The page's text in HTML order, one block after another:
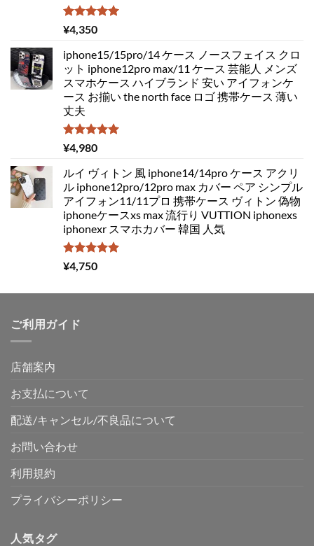
5段階中
5.00
¥4,350
iphone15/15pro/14 ケース ノースフェイス クロ
ット iphone12pro max/11 ケース 芸能人 メンズ
スマホケース ハイブランド 安い アイフォンケ
ース お揃い the north face ロゴ 携帯ケース 薄い
丈夫
5段階中
5.00
¥4,980
ルイ ヴィトン 風 iphone14/14pro ケース アクリ
ル iphone12pro/12pro max カバー ペア シンプル
アイフォン11/11プロ 携帯ケース ヴィトン 偽物
iphoneケースxs max 流行り VUTTION iphonexs
iphonexr スマホカバー 韓国 人気
5段階中
5.00
¥4,750
ご利用ガイド
店舗案内
お支払について
配送/キャンセル/不良品について
お問い合わせ
利用規約
プライバシーポリシー
人気タグ